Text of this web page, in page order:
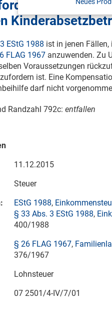
von zu
EStG 1988 ist in jenen
FLAG 1967 anzuwenden. Zu
Voraussetzungen
ist. Eine
darf nicht
Randzahl 792c: entfallen
11.12.2015
Steuer
EStG 1988,
§ 33 Abs. 3 EStG 1988,
400/1988
§ 26 FLAG 1967,
376/1967
Lohnsteuer
07 2501/4-IV/7/01